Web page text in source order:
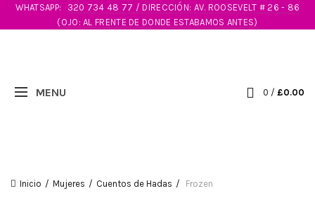
WHATSAPP:
320 734 48 77 / DIRECCIÓN: AV. ROOSEVELT # 26 - 86
(OJO: AL FRENTE DE DONDE ESTABAMOS ANTES)
0 / £0.00
Inicio Mujeres Cuentos de Hadas Frozen